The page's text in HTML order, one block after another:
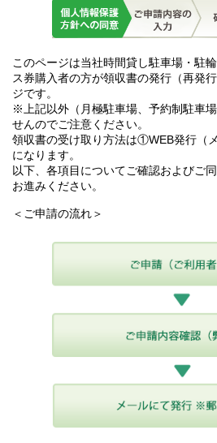
このページは当社時間貸し駐車場・駐
ス券購入者の方が領収書の発行（再発
ジです。
※上記以外（月極駐車場、予約制駐車
せんのでご注意ください。
領収書の受け取り方法は①WEB発行（
になります。
以下、各項目についてご確認およびご
お進みください。
＜ご申請の流れ＞